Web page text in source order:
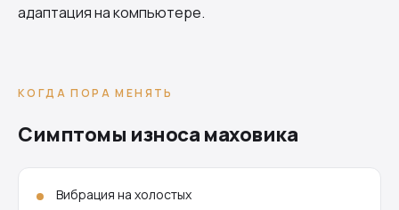
адаптация на компьютере.
КОГДА ПОРА МЕНЯТЬ
Симптомы износа маховика
Вибрация на холостых